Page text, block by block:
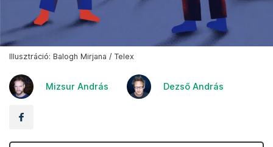
Illusztráció: Balogh Mirjana / Telex
Mizsur András Dezső András